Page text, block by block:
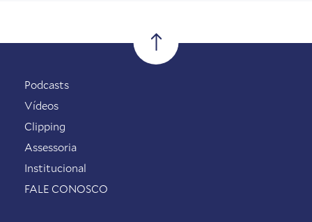
Podcasts
Vídeos
Clipping
Assessoria
Institucional
FALE CONOSCO